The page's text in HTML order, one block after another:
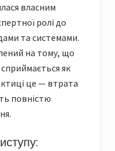
власним
ролі до
та системами.
на тому, що
як
це — втрата
повністю